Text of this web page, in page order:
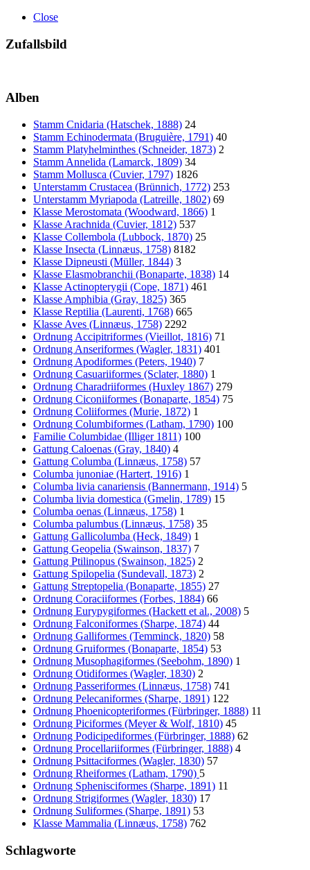
Close
Zufallsbild
Alben
Stamm Cnidaria (Hatschek, 1888) 24
Stamm Echinodermata (Bruguière, 1791) 40
Stamm Platyhelminthes (Schneider, 1873) 2
Stamm Annelida (Lamarck, 1809) 34
Stamm Mollusca (Cuvier, 1797) 1826
Unterstamm Crustacea (Brünnich, 1772) 253
Unterstamm Myriapoda (Latreille, 1802) 69
Klasse Merostomata (Woodward, 1866) 1
Klasse Arachnida (Cuvier, 1812) 537
Klasse Collembola (Lubbock, 1870) 25
Klasse Insecta (Linnæus, 1758) 8182
Klasse Dipneusti (Müller, 1844) 3
Klasse Elasmobranchii (Bonaparte, 1838) 14
Klasse Actinopterygii (Cope, 1871) 461
Klasse Amphibia (Gray, 1825) 365
Klasse Reptilia (Laurenti, 1768) 665
Klasse Aves (Linnæus, 1758) 2292
Ordnung Accipitriformes (Vieillot, 1816) 71
Ordnung Anseriformes (Wagler, 1831) 401
Ordnung Apodiformes (Peters, 1940) 7
Ordnung Casuariiformes (Sclater, 1880) 1
Ordnung Charadriiformes (Huxley 1867) 279
Ordnung Ciconiiformes (Bonaparte, 1854) 75
Ordnung Coliiformes (Murie, 1872) 1
Ordnung Columbiformes (Latham, 1790) 100
Familie Columbidae (Illiger 1811) 100
Gattung Caloenas (Gray, 1840) 4
Gattung Columba (Linnæus, 1758) 57
Columba junoniae (Hartert, 1916) 1
Columba livia canariensis (Bannermann, 1914) 5
Columba livia domestica (Gmelin, 1789) 15
Columba oenas (Linnæus, 1758) 1
Columba palumbus (Linnæus, 1758) 35
Gattung Gallicolumba (Heck, 1849) 1
Gattung Geopelia (Swainson, 1837) 7
Gattung Ptilinopus (Swainson, 1825) 2
Gattung Spilopelia (Sundevall, 1873) 2
Gattung Streptopelia (Bonaparte, 1855) 27
Ordnung Coraciiformes (Forbes, 1884) 66
Ordnung Eurypygiformes (Hackett et al., 2008) 5
Ordnung Falconiformes (Sharpe, 1874) 44
Ordnung Galliformes (Temminck, 1820) 58
Ordnung Gruiformes (Bonaparte, 1854) 53
Ordnung Musophagiformes (Seebohm, 1890) 1
Ordnung Otidiformes (Wagler, 1830) 2
Ordnung Passeriformes (Linnæus, 1758) 741
Ordnung Pelecaniformes (Sharpe, 1891) 122
Ordnung Phoenicopteriformes (Fürbringer, 1888) 11
Ordnung Piciformes (Meyer & Wolf, 1810) 45
Ordnung Podicipediformes (Fürbringer, 1888) 62
Ordnung Procellariiformes (Fürbringer, 1888) 4
Ordnung Psittaciformes (Wagler, 1830) 57
Ordnung Rheiformes (Latham, 1790) 5
Ordnung Sphenisciformes (Sharpe, 1891) 11
Ordnung Strigiformes (Wagler, 1830) 17
Ordnung Suliformes (Sharpe, 1891) 53
Klasse Mammalia (Linnæus, 1758) 762
Schlagworte